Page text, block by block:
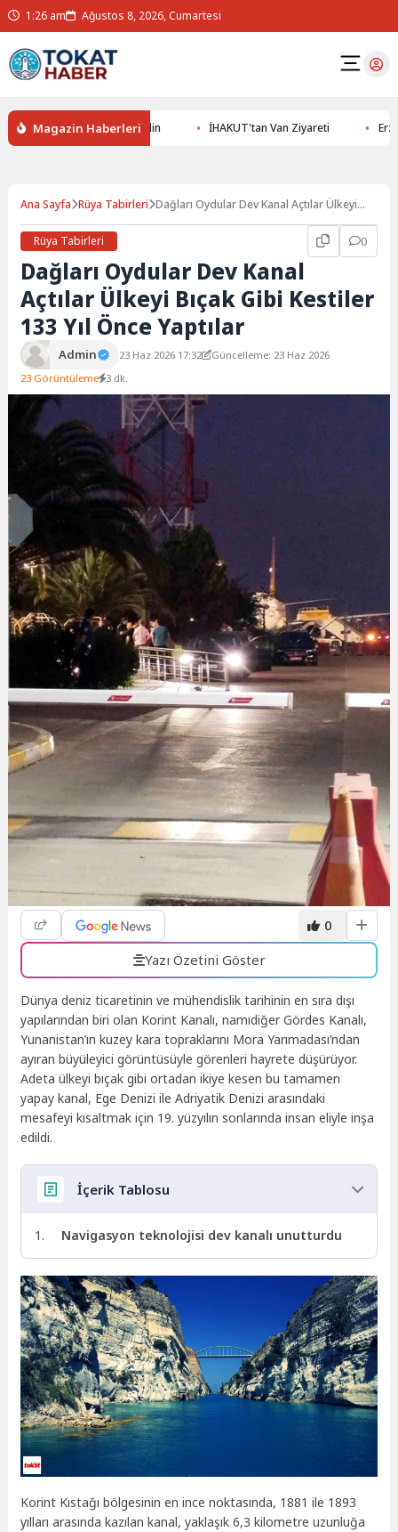
1:26 am Ağustos 8, 2026, Cumartesi
Magazin Haberleri
Gizemlerini Keşfedin İHAKUT'tan Van Ziyareti
Ana Sayfa Rüya Tabirleri Dağları Oydular Dev Kanal Açtılar Ülkeyi
Rüya Tabirleri
0
Dağları Oydular Dev Kanal
Açtılar Ülkeyi Bıçak Gibi Kestiler
133 Yıl Önce Yaptılar
Admin 23 Haz 2026 17:32
Güncelleme: 23 Haz 2026
23 Görüntüleme 3 dk.
0
Yazı Özetini Göster
Dünya deniz ticaretinin ve mühendislik tarihinin en sıra dışı
yapılarından biri olan Korint Kanalı, namıdiğer Gördes Kanalı,
Yunanistan’ın kuzey kara topraklarını Mora Yarımadası’ndan
ayıran büyüleyici görüntüsüyle görenleri hayrete düşürüyor.
Adeta ülkeyi bıçak gibi ortadan ikiye kesen bu tamamen
yapay kanal, Ege Denizi ile Adriyatik Denizi arasındaki
mesafeyi kısaltmak için 19. yüzyılın sonlarında insan eliyle inşa
edildi.
İçerik Tablosu
Navigasyon teknolojisi dev kanalı unutturdu
Korint Kıstağı bölgesinin en ince noktasında, 1881 ile 1893
yılları arasında kazılan kanal, yaklaşık 6,3 kilometre uzunluğa